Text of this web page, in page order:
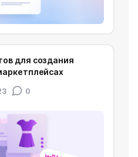
для создания
0